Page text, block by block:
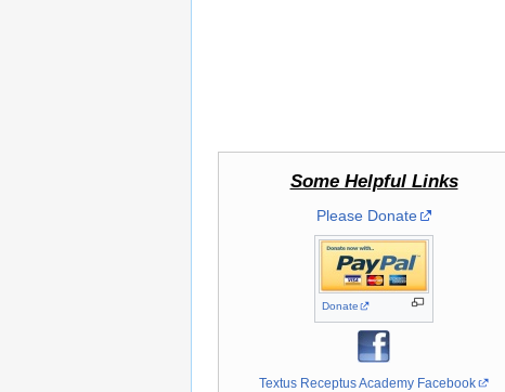
Some Helpful Links
Please Donate
Donate
Textus Receptus Academy Facebook